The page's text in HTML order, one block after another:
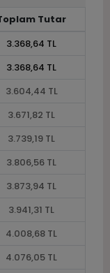
Tutar
3.368,64 TL
3.368,64 TL
3.604,44 TL
3.671,82 TL
3.739,19 TL
3.806,56 TL
3.873,94 TL
3.941,31 TL
4.008,68 TL
4.076,05 TL